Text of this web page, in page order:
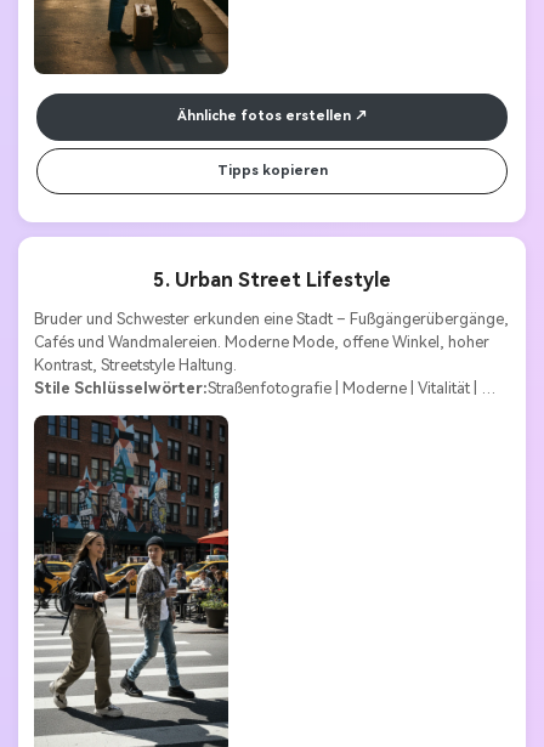
Ähnliche fotos erstellen
Tipps kopieren
5. Urban Street Lifestyle
Bruder und Schwester erkunden eine Stadt – Fußgängerübergänge,
Cafés und Wandmalereien. Moderne Mode, offene Winkel, hoher
Kontrast, Streetstyle Haltung.
Stile Schlüsselwörter:Straßenfotografie | Moderne | Vitalität |